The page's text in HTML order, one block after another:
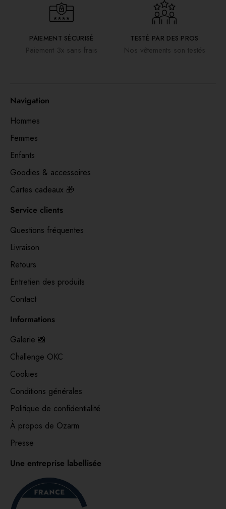
PAIEMENT SÉCURISÉ
Paiement 3x sans frais
TESTÉ PAR DES PROS
Nos vêtements son testés
Navigation
Hommes
Femmes
Enfants
Goodies & accessoires
Cartes cadeaux 🎁
Service clients
Questions fréquentes
Livraison
Retours
Entretien des produits
Contact
Informations
Galerie 📸
Challenge OKC
Cookies
Conditions générales
Politique de confidentialité
À propos de Ozarm
Presse
Une entreprise labellisée